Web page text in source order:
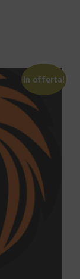
In offerta!